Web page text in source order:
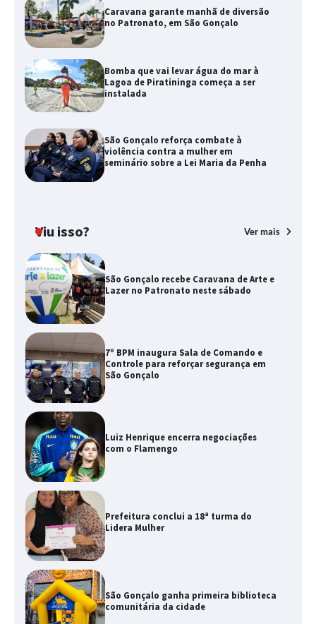
Caravana garante manhã de diversão
no Patronato, em São Gonçalo
Bomba que vai levar água do mar à
Lagoa de Piratininga começa a ser
instalada
São Gonçalo reforça combate à
violência contra a mulher em
seminário sobre a Lei Maria da Penha
Viu isso? Ver mais
São Gonçalo recebe Caravana de Arte e
Lazer no Patronato neste sábado
7º BPM inaugura Sala de Comando e
Controle para reforçar segurança em
São Gonçalo
Luiz Henrique encerra negociações
com o Flamengo
Prefeitura conclui a 18ª turma do
Lidera Mulher
São Gonçalo ganha primeira biblioteca
comunitária da cidade